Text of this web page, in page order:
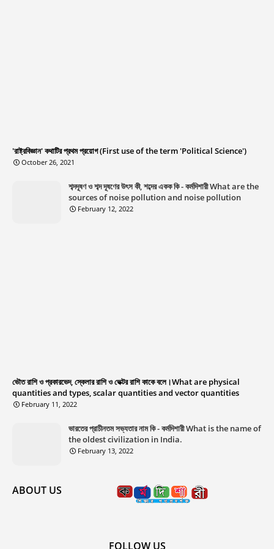
'রাষ্ট্রবিজ্ঞান' কথাটির প্রথম প্রয়োগ (First use of the term 'Political Science')
October 26, 2021
শব্দদূষণ ও শব্দ দূষণের উৎস কী, শব্দের একক কি - কর্মদিশারী What are the
sources of noise pollution and noise pollution
February 12, 2022
ভৌত রাশি ও প্রকারভেদ, স্কেলার রাশি ও ভেক্টর রাশি কাকে বলে।What are physical
quantities and types, scalar quantities and vector quantities
February 11, 2022
ভারতের প্রাচীনতম সভ্যতার নাম কি - কর্মদিশারী What is the name of
the oldest civilization in India.
February 13, 2022
ABOUT US
FOLLOW US